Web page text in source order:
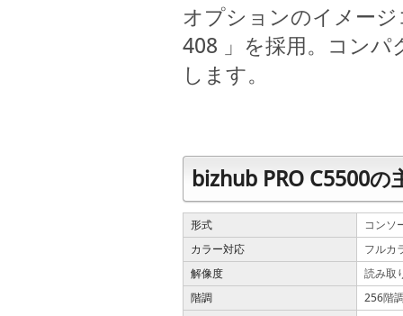
オプションのイメー
408 」を採用。コン
します。
bizhub PRO C5500の
形式
コンソ
カラー対応
フルカ
解像度
読み取
階調
256階